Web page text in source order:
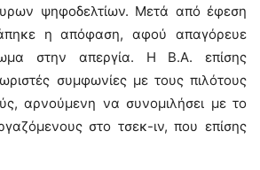
ψηφοδελτίων. Μετά από έφεση
η απόφαση, αφού απαγόρευε
στην απεργία. Η Β.Α. επίσης
συμφωνίες με τους πιλότους
αρνούμενη να συνομιλήσει με το
στο τσεκ-ιν, που επίσης